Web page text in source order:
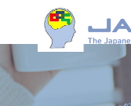
HOME